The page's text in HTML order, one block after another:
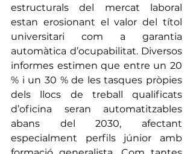
estructurals del mercat laboral
estan erosionant el valor del títol
universitari com a garantia
automàtica d’ocupabilitat. Diversos
informes estimen que entre un 20
% i un 30 % de les tasques pròpies
dels llocs de treball qualificats
d’oficina seran automatitzables
abans del 2030, afectant
especialment perfils júnior amb